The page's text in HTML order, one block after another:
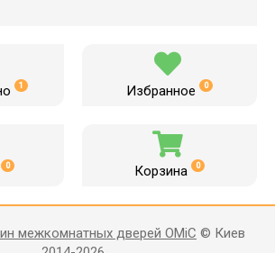
1 Избранное 0
0 Корзина 0
межкомнатных дверей OMiC © Киев